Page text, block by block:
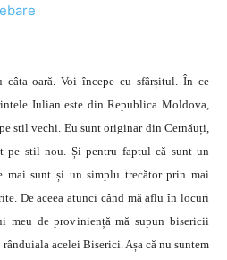
câta oară. Voi începe cu sfârșitul. În ce
Iulian este din Republica Moldova,
stil vechi. Eu sunt originar din Cernăuți,
pe stil nou. Și pentru faptul că sunt un
mai sunt și un simplu trecător prin mai
De aceea atunci când mă aflu în locuri
de proviniență mă supun bisericii
acelei Biserici. Așa că nu suntem